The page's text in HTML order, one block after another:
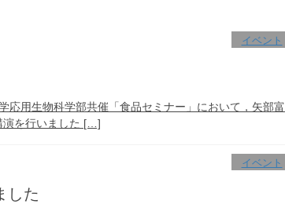
イベント
用生物科学部共催「食品セミナー」において，矢部富
演を行いました […]
イベント
した